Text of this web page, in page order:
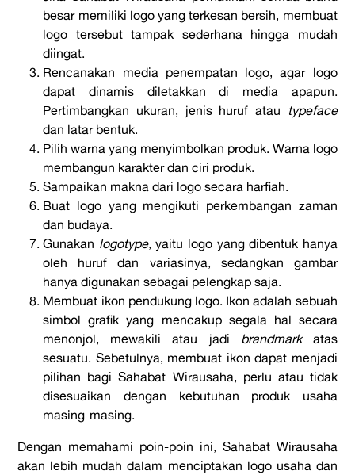
besar memiliki logo yang terkesan bersih, membuat
logo tersebut tampak sederhana hingga mudah
diingat.
Rencanakan media penempatan logo, agar logo
dapat dinamis diletakkan di media apapun.
Pertimbangkan ukuran, jenis huruf atau
typeface
dan latar bentuk.
Pilih warna yang menyimbolkan produk. Warna logo
membangun karakter dan ciri produk.
Sampaikan makna dari logo secara harfiah.
Buat logo yang mengikuti perkembangan zaman
dan budaya.
Gunakan logotype, yaitu logo yang dibentuk hanya
oleh huruf dan variasinya, sedangkan gambar
hanya digunakan sebagai pelengkap saja.
Membuat ikon pendukung logo. Ikon adalah sebuah
simbol grafik yang mencakup segala hal secara
menonjol, mewakili atau jadi brandmarkatas
sesuatu. Sebetulnya, membuat ikon dapat menjadi
pilihan bagi Sahabat Wirausaha, perlu atau tidak
disesuaikan dengan kebutuhan produk usaha
masing-masing.
Dengan memahami poin-poin ini, Sahabat Wirausaha
akan lebih mudah dalam menciptakan logo usaha dan